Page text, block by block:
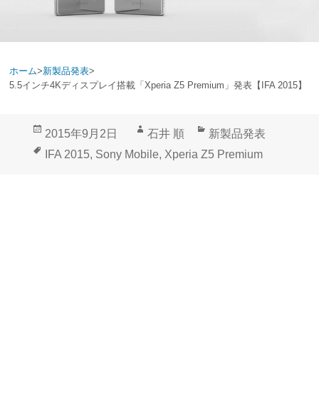
ホーム>新製品発表>
5.5インチ4Kディスプレイ搭載「Xperia Z5 Premium」発表【IFA 2015】
投
稿
2015年9月2日
作
成
石井 順
カ
テ
新製品発表
タ
IFA 2015, Sony Mobile, Xperia Z5 Premium